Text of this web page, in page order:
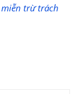
miễn trừ trách